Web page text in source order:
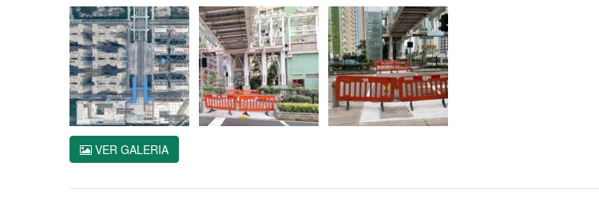
VER GALERIA